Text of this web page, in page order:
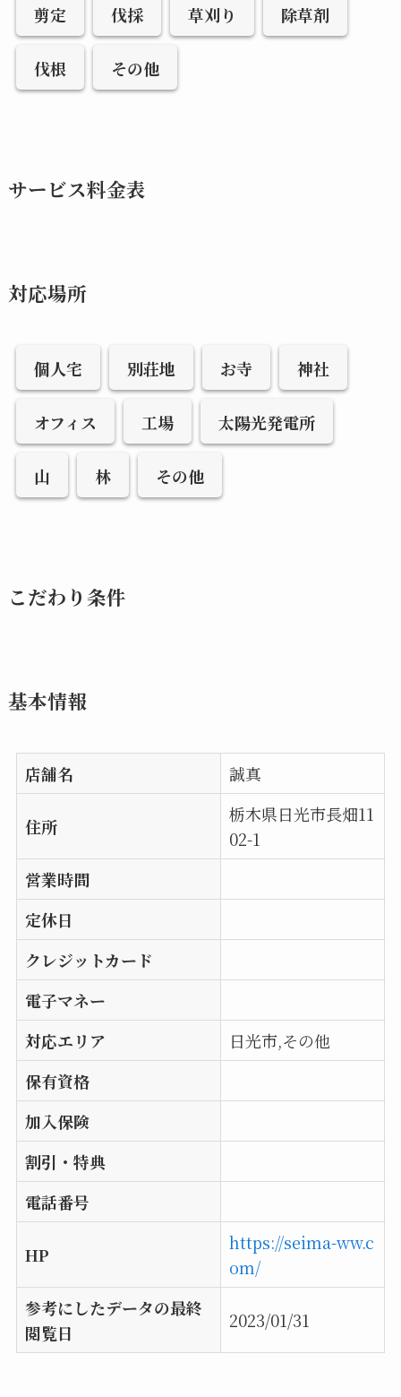
剪定 伐採 草刈り 除草剤
伐根 その他
サービス料金表
対応場所
個人宅 別荘地 お寺 神社
オフィス 工場 太陽光発電所
山 林 その他
こだわり条件
基本情報
店舗名 誠真
住所
栃木県日光市長畑11
02-1
営業時間
定休日
クレジットカード
電子マネー
対応エリア
日光市,その他
保有資格
加入保険
割引・特典
電話番号
HP
https://seima-ww.c
om/
参考にしたデータの最終
閲覧日
2023/01/31